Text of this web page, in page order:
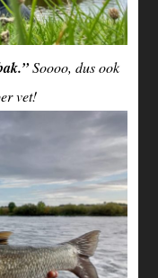
Soooo, dus ook
vet!